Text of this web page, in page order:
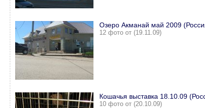
Озеро Акманай май 2009
12 фото от (19.11.09)
Кошачья выставка 18.10.09
10 фото от (20.10.09)